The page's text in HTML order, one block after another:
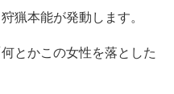
猟本能が発動します。
とかこの女性を落とした